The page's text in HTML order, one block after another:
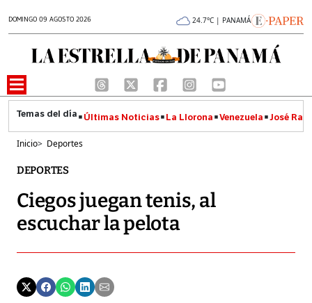
DOMINGO 09 AGOSTO 2026 24.7°C | PANAMÁ
Últimas Noticias La Llorona Venezuela José
Inicio> Deportes
DEPORTES
Ciegos juegan tenis, al
escuchar la pelota